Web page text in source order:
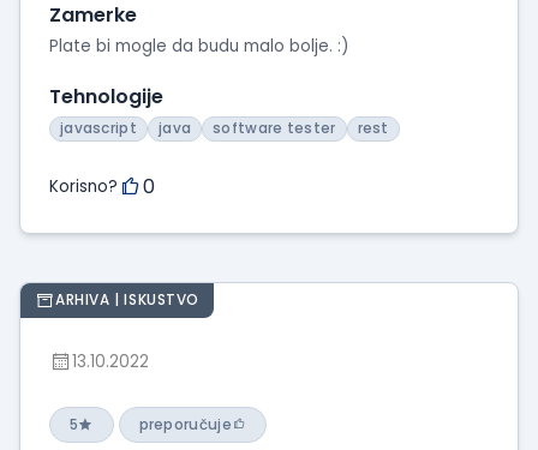
Zamerke
Plate bi mogle da budu malo bolje. :)
Tehnologije
javascript java software tester rest
Korisno? 0
ARHIVA | ISKUSTVO
13.10.2022
5 preporučuje